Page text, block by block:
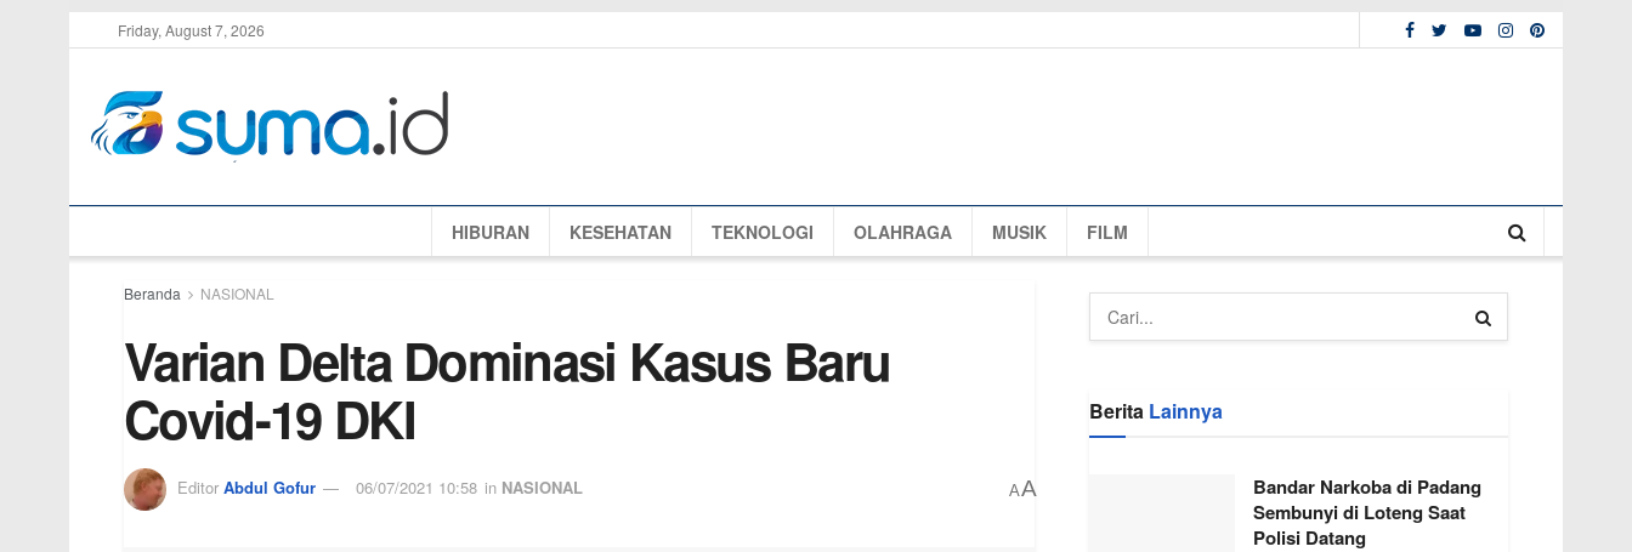
Friday, August 7, 2026
HIBURAN KESEHATAN TEKNOLOGI OLAHRAGA MUSIK FILM
Beranda NASIONAL
Varian Delta Dominasi Kasus Baru
Covid-19 DKI
Editor Abdul Gofur 06/07/2021 10:58 in NASIONAL AA
Berita Lainnya
Bandar Narkoba di Padang
Sembunyi di Loteng Saat
Polisi Datang